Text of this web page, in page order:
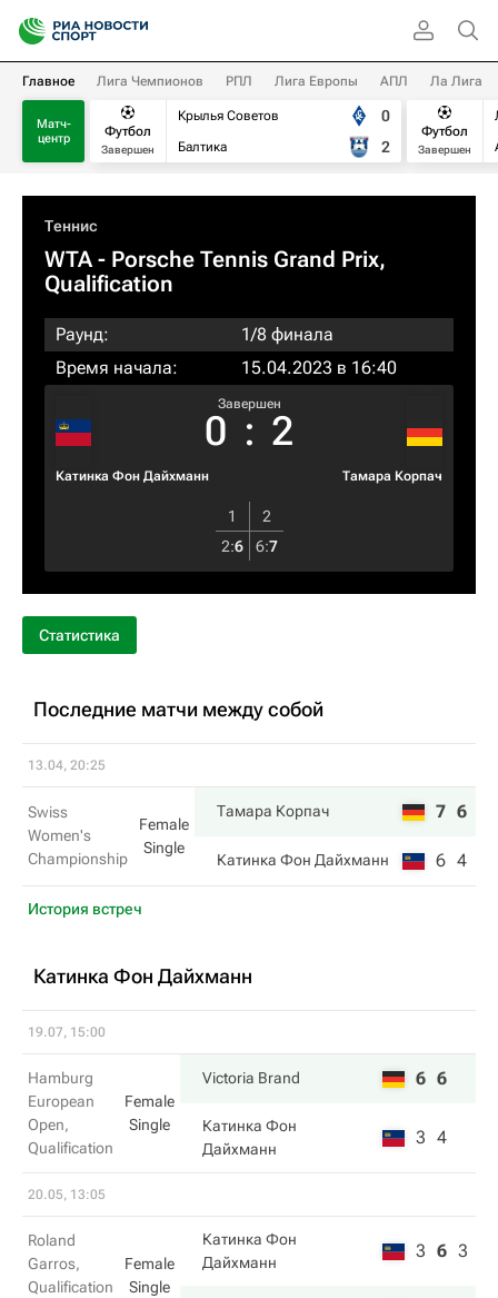
Главное Лига Чемпионов РПЛ Лига Европы АПЛ Ла Лига
Матч-
центр
Футбол
Завершен
Крылья Советов
Балтика
0
2
Футбол
Завершен
Теннис
WTA- Porsche Tennis Grand Prix,
Qualification
Раунд:
1/8 финала
Время начала:
15.04.2023 в 16:40
Катинка Фон Дайхманн
Завершен
0 : 2
Тамара Корпач
1
2
2:6 6:7
Статистика
Последние матчи между собой
13.04, 20:25
Swiss
Women's
Championship
Female
Single
Тамара Корпач 7 6
Катинка Фон Дайхманн 6 4
История встреч
Катинка Фон Дайхманн
19.07, 15:00
Hamburg
European
Open,
Qualification
Female
Single
Victoria Brand 6 6
Катинка Фон
Дайхманн
3 4
20.05, 13:05
Roland
Garros,
Qualification
Female
Single
Катинка Фон
Дайхманн
3 6 3